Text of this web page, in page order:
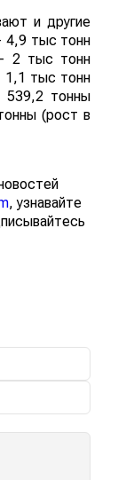
и другие
4,9 тыс тонн
2 тыс тонн
1,1 тыс тонн
тонны
(рост в
, узнавайте